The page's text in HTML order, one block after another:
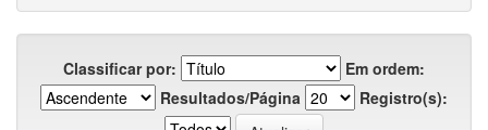
Classificar por:
Em ordem:
Resultados/Página
Registro(s):